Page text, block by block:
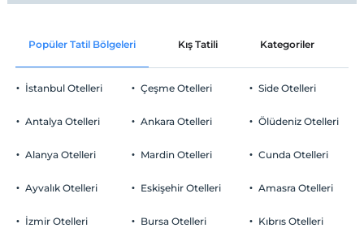
Popüler Tatil Bölgeleri Kış Tatili Kategoriler
İstanbul Otelleri
Antalya Otelleri
Alanya Otelleri
Ayvalık Otelleri
İzmir Otelleri
Çeşme Otelleri
Ankara Otelleri
Mardin Otelleri
Eskişehir Otelleri
Bursa Otelleri
Side Otelleri
Ölüdeniz Otelleri
Cunda Otelleri
Amasra Otelleri
Kıbrıs Otelleri